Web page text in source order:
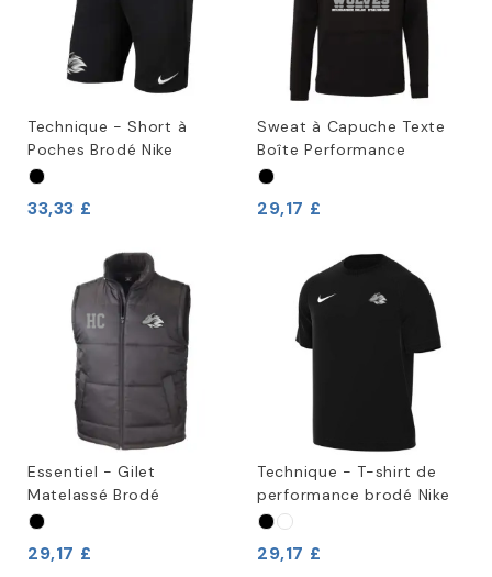
Technique - Short à
Poches Brodé Nike
33,33 £
Sweat à Capuche Texte
Boîte Performance
29,17 £
Essentiel - Gilet
Matelassé Brodé
29,17 £
Technique - T-shirt de
performance brodé Nike
29,17 £